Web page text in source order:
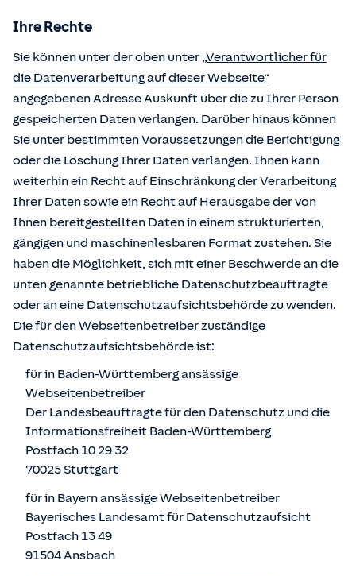
Ihre Rechte
Sie können unter der oben unter „Verantwortlicher für
die Datenverarbeitung auf dieser Webseite“
angegebenen Adresse Auskunft über die zu Ihrer Person
gespeicherten Daten verlangen. Darüber hinaus können
Sie unter bestimmten Voraussetzungen die Berichtigung
oder die Löschung Ihrer Daten verlangen. Ihnen kann
weiterhin ein Recht auf Einschränkung der Verarbeitung
Ihrer Daten sowie ein Recht auf Herausgabe der von
Ihnen bereitgestellten Daten in einem strukturierten,
gängigen und maschinenlesbaren Format zustehen. Sie
haben die Möglichkeit, sich mit einer Beschwerde an die
unten genannte betriebliche Datenschutzbeauftragte
oder an eine Datenschutzaufsichtsbehörde zu wenden.
Die für den Webseitenbetreiber zuständige
Datenschutzaufsichtsbehörde ist:
für in Baden-Württemberg ansässige
Webseitenbetreiber
Der Landesbeauftragte für den Datenschutz und die
Informationsfreiheit Baden-Württemberg
Postfach 10 29 32
70025 Stuttgart
für in Bayern ansässige Webseitenbetreiber
Bayerisches Landesamt für Datenschutzaufsicht
Postfach 13 49
91504 Ansbach